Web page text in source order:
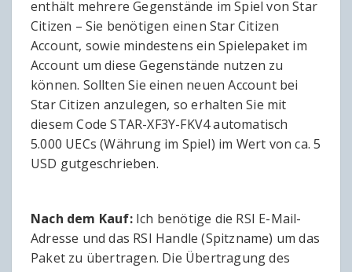
enthält mehrere Gegenstände im Spiel von Star
Citizen – Sie benötigen einen Star Citizen
Account, sowie mindestens ein Spielepaket im
Account um diese Gegenstände nutzen zu
können. Sollten Sie einen neuen Account bei
Star Citizen anzulegen, so erhalten Sie mit
diesem Code STAR-XF3Y-FKV4 automatisch
5.000 UECs (Währung im Spiel) im Wert von ca. 5
USD gutgeschrieben.
Nach dem Kauf:Ich benötige die RSI E-Mail-
Adresse und das RSI Handle (Spitzname) um das
Paket zu übertragen. Die Übertragung des